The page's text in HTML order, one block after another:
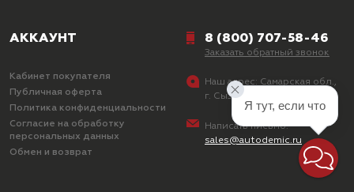
АККАУНТ
Кабинет покупателя
Публичная оферта
Политика конфиденциальности
Согласие на обработку
персональных данных
Обмен и возврат
8 (800) 707-58-46
Заказать обратный звонок
Наш адрес: Самарская обл.,
г. Сызрань, ул. Лазо, д. 25
Написать письмо:
sales@autodemic.ru
Я тут, если что